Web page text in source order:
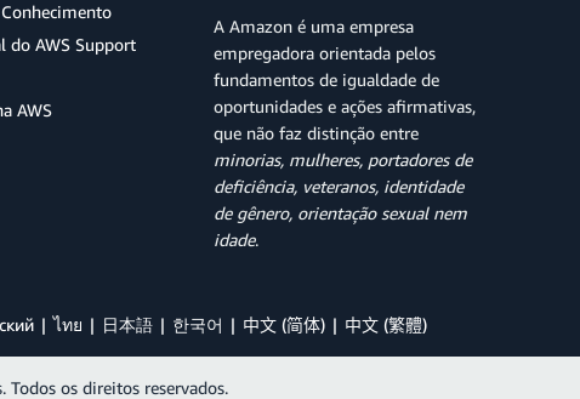
do AWS Support
AWS
A Amazon é uma empresa
empregadora orientada pelos
fundamentos de igualdade de
oportunidades e ações afirmativas,
que não faz distinção entre
minorias, mulheres, portadores de
deficiência, veteranos, identidade
de gênero, orientação sexual nem
idade.
ไทย 日本語 한국어 中文 (简体) 中文 (繁體)
Todos os direitos reservados.